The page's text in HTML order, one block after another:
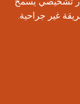
غير جراحية.